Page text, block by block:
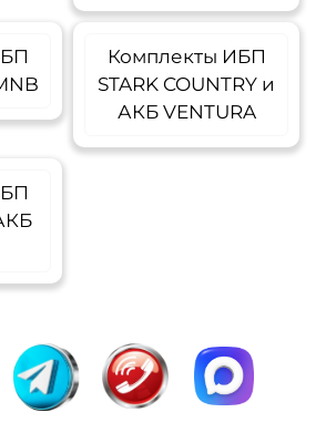
Комплекты ИБП
STARK COUNTRY и
АКБ VENTURA